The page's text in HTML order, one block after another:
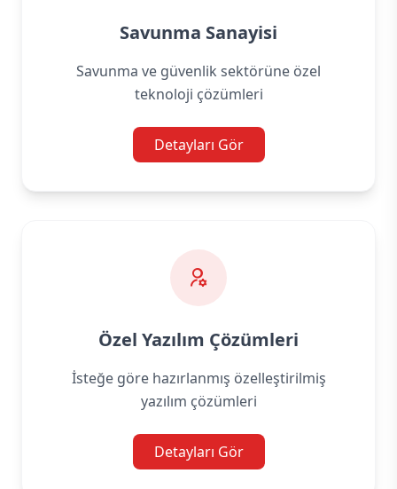
Savunma Sanayisi
Savunma ve güvenlik sektörüne özel
teknoloji çözümleri
Detayları Gör
Özel Yazılım Çözümleri
İsteğe göre hazırlanmış özelleştirilmiş
yazılım çözümleri
Detayları Gör